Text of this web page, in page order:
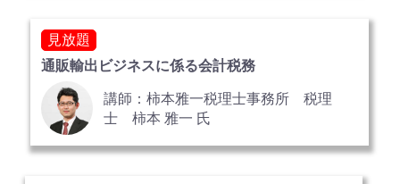
見放題
通販輸出ビジネスに係る会計税務
講師：柿本雅一税理士事務所 税理
士 柿本 雅一 氏